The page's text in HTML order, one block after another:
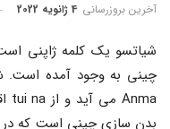
آخرین بروزرسانی 4 ژانویه 2022
شیاتسو یک کلمه ژاپنی
چینی به وجود آمده است.